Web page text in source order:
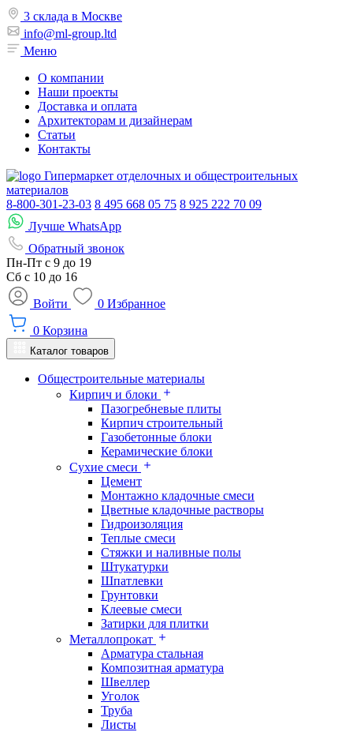
3 склада в Москве
info@ml-group.ltd
Меню
О компании
Наши проекты
Доставка и оплата
Архитекторам и дизайнерам
Статьи
Контакты
Гипермаркет отделочных и общестроительных
материалов
8-800-301-23-03 8 495 668 05 75 8 925 222 70 09
Лучше WhatsApp
Обратный звонок
Пн-Пт с 9 до 19
Сб с 10 до 16
Войти
0 Избранное
0 Корзина
Каталог товаров
Общестроительные материалы
Кирпич и блоки
Пазогребневые плиты
Кирпич строительный
Газобетонные блоки
Керамические блоки
Сухие смеси
Цемент
Монтажно кладочные смеси
Цветные кладочные растворы
Гидроизоляция
Теплые смеси
Стяжки и наливные полы
Штукатурки
Шпатлевки
Грунтовки
Клеевые смеси
Затирки для плитки
Металлопрокат
Арматура стальная
Композитная арматура
Швеллер
Уголок
Труба
Листы